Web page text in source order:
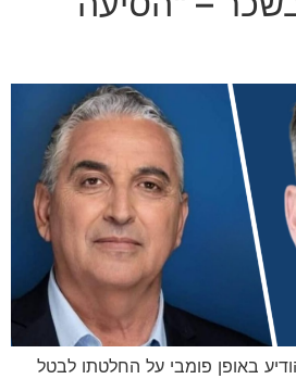
באופן פומבי על החלטתו לבטל